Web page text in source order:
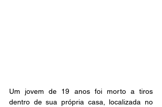
Um jovem de 19 anos foi morto a tiros
dentro de sua própria casa, localizada no